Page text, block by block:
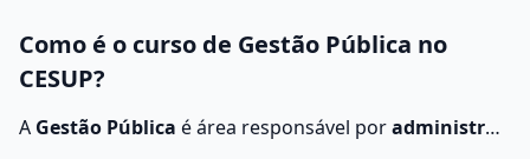
Como é o curso de Gestão Pública no
CESUP?
A Gestão Pública é área responsável poradministrar